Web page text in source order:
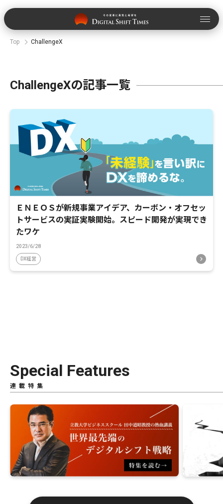
Top ChallengeX
ChallengeXの記事一覧
ＥＮＥＯＳが新規事業アイデア、カーボン・オフセッ
トサービスの実証実験開始。スピード開発が実現でき
たワケ
2023/6/28
DX経営
Special Features
連載特集